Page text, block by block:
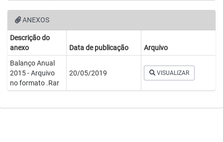
ANEXOS
Descrição do
anexo
Data de publicação
Arquivo
Balanço Anual
2015 - Arquivo
no formato .Rar
20/05/2019 VISUALIZAR